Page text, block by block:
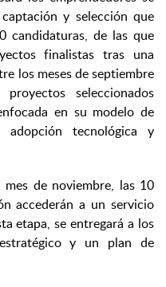
y selección que
candidaturas, de las que
finalistas tras una
los meses de septiembre
seleccionados
en su modelo de
adopción tecnológica y
de noviembre, las 10
accederán a un servicio
etapa, se entregará a los
y un plan de